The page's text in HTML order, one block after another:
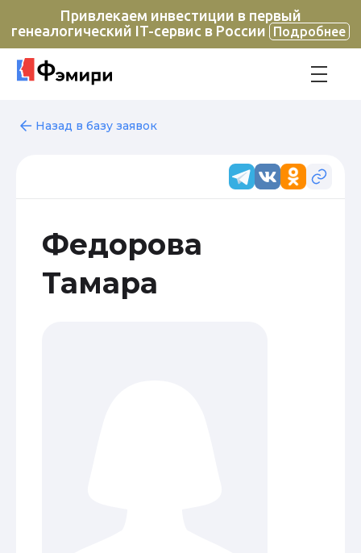
Привлекаем инвестиции в первый
генеалогический IT-сервис в России
Подробнее
Назад в базу заявок
Федорова
Тамара